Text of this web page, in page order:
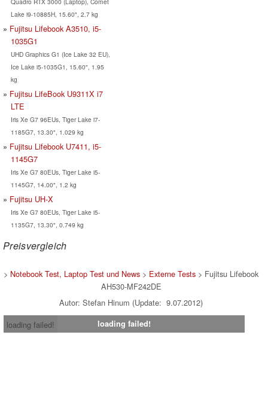
Lake i9-10885H, 15.60", 2.7 kg
Fujitsu Lifebook A3510, i5-
1035G1
UHD Graphics G1 (Ice Lake 32 EU),
Ice Lake i5-1035G1, 15.60", 1.95
kg
Fujitsu LifeBook U9311X i7
LTE
Iris Xe G7 96EUs, Tiger Lake i7-
1185G7, 13.30", 1.029 kg
Fujitsu Lifebook U7411, i5-
1145G7
Iris Xe G7 80EUs, Tiger Lake i5-
1145G7, 14.00", 1.2 kg
Fujitsu UH-X
Iris Xe G7 80EUs, Tiger Lake i5-
1135G7, 13.30", 0.749 kg
Preisvergleich
> Notebook Test, Laptop Test und News > Externe Tests > Fujitsu Lifebook
AH530-MF242DE
Autor: Stefan Hinum (Update: 9.07.2012)
loading failed!
loading failed!